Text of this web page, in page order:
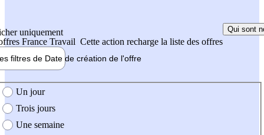
uniquement
France Travail Cette action recharge la liste des offres
Qui sont
filtres de Date de création de l'offre
création de l'offre
Un jour
Trois jours
Une semaine